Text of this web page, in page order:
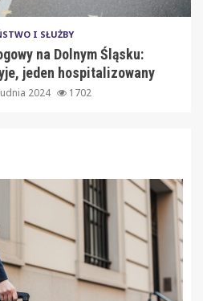
I SŁUŻBY
na Dolnym Śląsku:
jeden hospitalizowany
2024 1702